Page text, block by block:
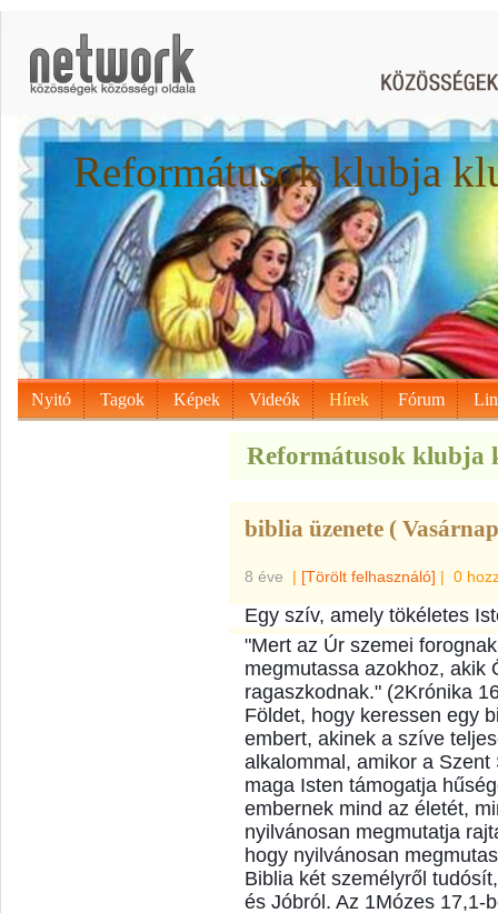
Reformátusok klubja
Nyitó Tagok Képek Videók Hírek Fórum
Reformátusok klubja
biblia üzenete (
8 éve | [Törölt felhasználó] | 0
Egy szív, amely tökéletes
"Mert az Úr szemei
megmutassa azokhoz, akik
ragaszkodnak." (2Krónika
Földet, hogy keressen egy
embert, akinek a szíve
alkalommal, amikor a
maga Isten támogatja
embernek mind az életét,
nyilvánosan megmutatja
hogy nyilvánosan
Biblia két személyről
és Jóbról. Az 1Mózes 17,1-